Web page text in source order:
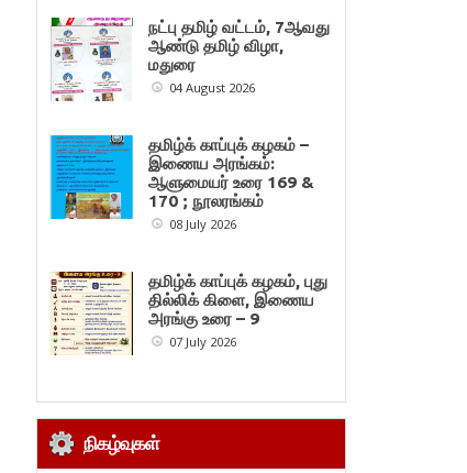
நட்பு தமிழ் வட்டம், 7ஆவது
ஆண்டு தமிழ் விழா,
மதுரை
04 August 2026
தமிழ்க் காப்புக் கழகம் –
இணைய அரங்கம்:
ஆளுமையர் உரை 169 &
170 ; நூலரங்கம்
08 July 2026
தமிழ்க் காப்புக் கழகம், புது
தில்லிக் கிளை, இணைய
அரங்கு உரை – 9
07 July 2026
நிகழ்வுகள்